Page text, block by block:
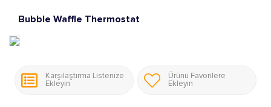
Bubble Waffle Thermostat
Karşılaştırma Listenize
Ekleyin
Ürünü Favorilere
Ekleyin